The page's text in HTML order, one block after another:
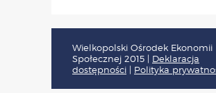
Wielkopolski Ośrodek Ekonomii
Społecznej 2015 | Deklaracja
dostępności | Polityka